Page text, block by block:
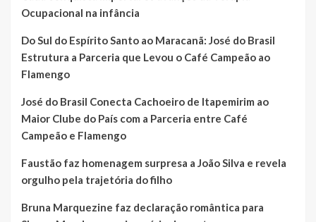
Ocupacional na infância
Do Sul do Espírito Santo ao Maracanã: José do Brasil
Estrutura a Parceria que Levou o Café Campeão ao
Flamengo
José do Brasil Conecta Cachoeiro de Itapemirim ao
Maior Clube do País com a Parceria entre Café
Campeão e Flamengo
Faustão faz homenagem surpresa a João Silva e revela
orgulho pela trajetória do filho
Bruna Marquezine faz declaração romântica para